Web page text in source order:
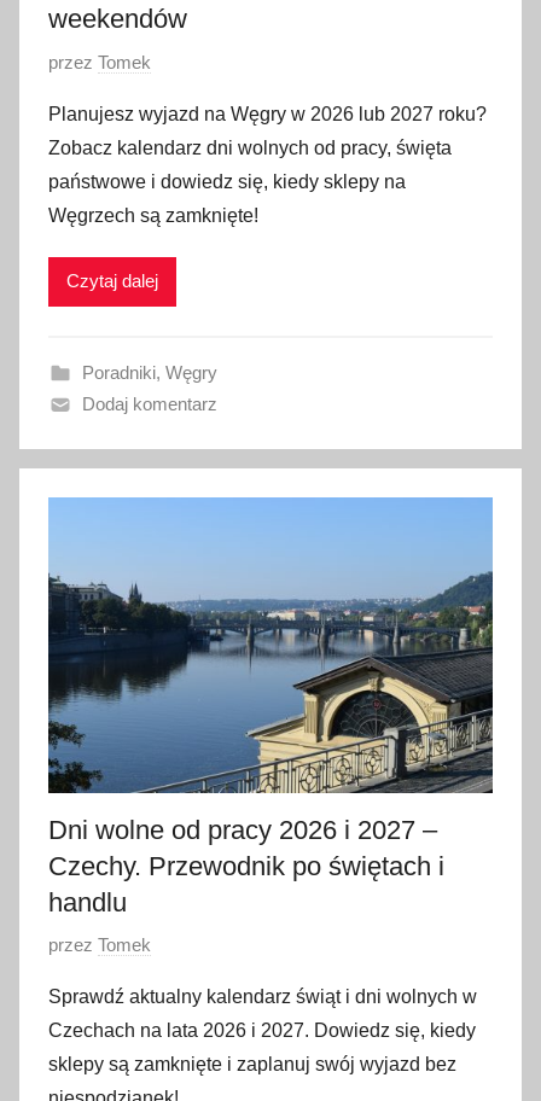
weekendów
O
u
b
l
i
w
n
o
2
m
a
6
przez Tomek
Planujesz wyjazd na Węgry w 2026 lub 2027 roku?
Zobacz kalendarz dni wolnych od pracy, święta
państwowe i dowiedz się, kiedy sklepy na
Węgrzech są zamknięte!
Czytaj dalej
Poradniki, Węgry
Dodaj komentarz
Dni wolne od pracy 2026 i 2027 –
Czechy. Przewodnik po świętach i
handlu
O
u
b
l
przez Tomek
Sprawdź aktualny kalendarz świąt i dni wolnych w
Czechach na lata 2026 i 2027. Dowiedz się, kiedy
sklepy są zamknięte i zaplanuj swój wyjazd bez